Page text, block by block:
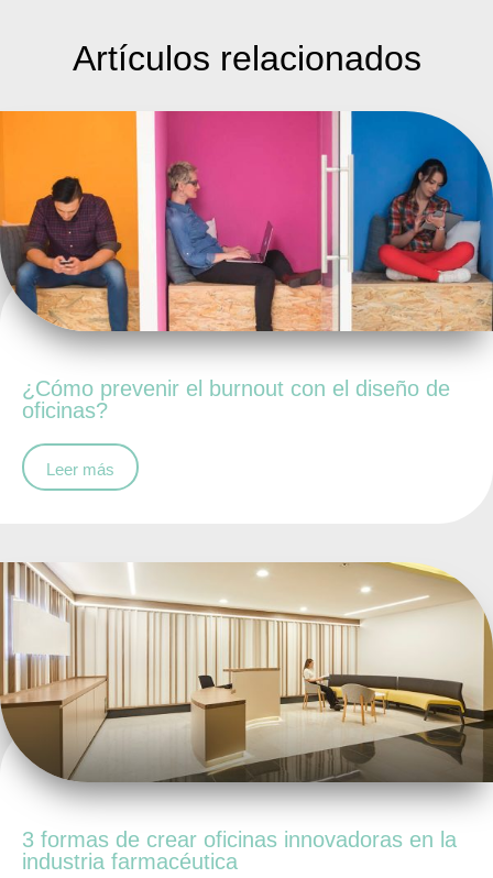
Artículos relacionados
¿Cómo prevenir el burnout con el diseño de
oficinas?
Leer más
3 formas de crear oficinas innovadoras en la
industria farmacéutica